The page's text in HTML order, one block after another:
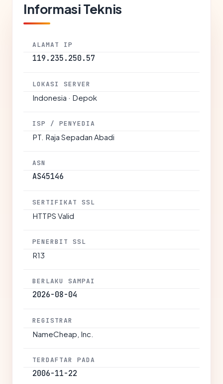
Informasi Teknis
ALAMAT IP
119.235.250.57
LOKASI SERVER
Indonesia · Depok
ISP / PENYEDIA
PT. Raja Sepadan Abadi
ASN
AS45146
SERTIFIKAT SSL
HTTPS Valid
PENERBIT SSL
R13
BERLAKU SAMPAI
2026-08-04
REGISTRAR
NameCheap, Inc.
TERDAFTAR PADA
2006-11-22